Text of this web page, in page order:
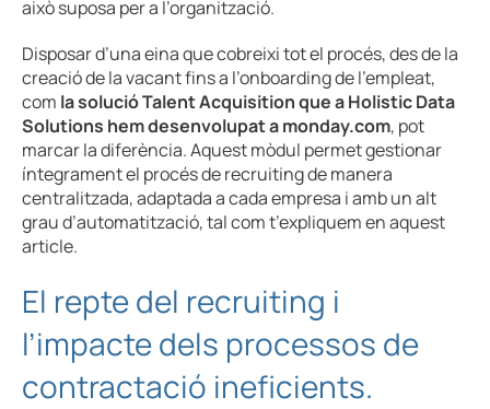
això suposa per a l’organització.
Disposar d’una eina que cobreixi tot el procés, des de la
creació de la vacant fins a l’onboarding de l’empleat,
com la solució Talent Acquisition que a Holistic Data
Solutions hem desenvolupat a monday.com, pot
marcar la diferència. Aquest mòdul permet gestionar
íntegrament el procés de recruiting de manera
centralitzada, adaptada a cada empresa i amb un alt
grau d’automatització, tal com t’expliquem en aquest
article.
El repte del recruiting i
l’impacte dels processos de
contractació ineficients.